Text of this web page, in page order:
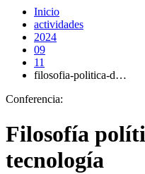
Inicio
actividades
2024
09
11
filosofia-politica-d…
Conferencia:
Filosofía
tecnología